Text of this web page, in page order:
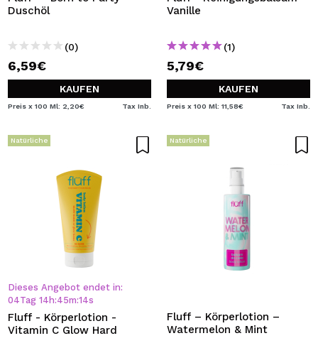
Duschöl
(0)
6,59€
KAUFEN
Preis x 100 Ml: 2,20€ Tax Inb.
Vanille
(1)
5,79€
KAUFEN
Preis x 100 Ml: 11,58€ Tax Inb.
Natürliche
Dieses Angebot endet in:
04Tag 14 h:45m:14s
Fluff - Körperlotion -
Vitamin C Glow Hard
Natürliche
Fluff – Körperlotion –
Watermelon & Mint